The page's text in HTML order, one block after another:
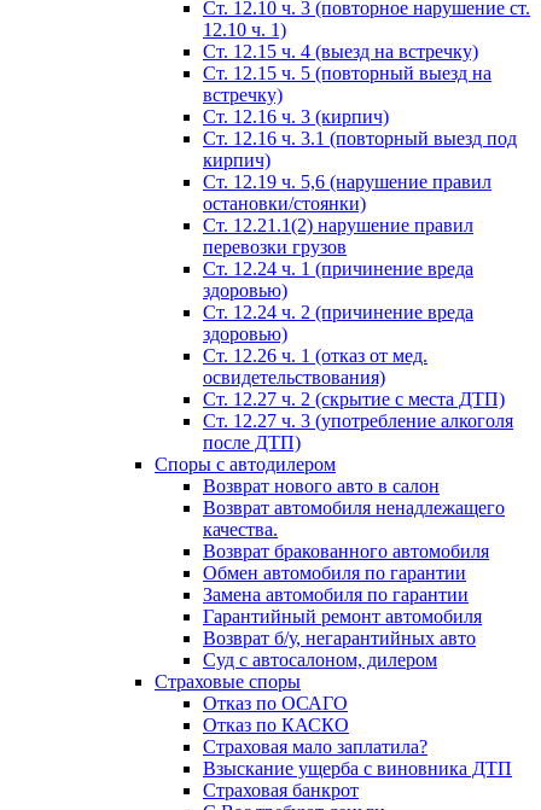
Ст. 12.10 ч. 3 (повторное нарушение ст.
12.10 ч. 1)
Ст. 12.15 ч. 4 (выезд на встречку)
Ст. 12.15 ч. 5 (повторный выезд на
встречку)
Ст. 12.16 ч. 3 (кирпич)
Ст. 12.16 ч. 3.1 (повторный выезд под
кирпич)
Ст. 12.19 ч. 5,6 (нарушение правил
остановки/стоянки)
Ст. 12.21.1(2) нарушение правил
перевозки грузов
Ст. 12.24 ч. 1 (причинение вреда
здоровью)
Ст. 12.24 ч. 2 (причинение вреда
здоровью)
Ст. 12.26 ч. 1 (отказ от мед.
освидетельствования)
Ст. 12.27 ч. 2 (скрытие с места ДТП)
Ст. 12.27 ч. 3 (употребление алкоголя
после ДТП)
Споры с автодилером
Возврат нового авто в салон
Возврат автомобиля ненадлежащего
качества.
Возврат бракованного автомобиля
Обмен автомобиля по гарантии
Замена автомобиля по гарантии
Гарантийный ремонт автомобиля
Возврат б/у, негарантийных авто
Суд с автосалоном, дилером
Страховые споры
Отказ по ОСАГО
Отказ по КАСКО
Страховая мало заплатила?
Взыскание ущерба с виновника ДТП
Страховая банкрот